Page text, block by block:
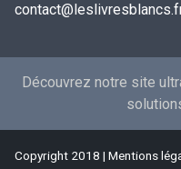
Découvrez notre site
Copyright 2018 | Mentions